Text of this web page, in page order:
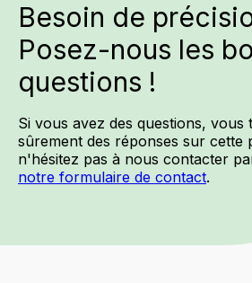
Besoin de
Posez-nous les
questions !
Si vous avez des questions, vous
sûrement des réponses sur cette
n'hésitez pas à nous contacter
notre formulaire de contact.